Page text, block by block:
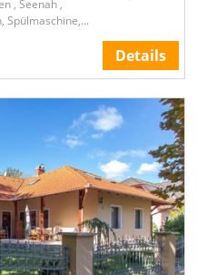
, Seenah ,
Spülmaschine,...
Details